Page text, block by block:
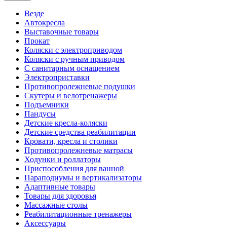
Везде
Автокресла
Выставочные товары
Прокат
Коляски с электроприводом
Коляски с ручным приводом
С санитарным оснащением
Электроприставки
Противопролежневые подушки
Скутеры и велотренажеры
Подъемники
Пандусы
Детские кресла-коляски
Детские средства реабилитации
Кровати, кресла и столики
Противопролежневые матрасы
Ходунки и роллаторы
Приспособления для ванной
Параподиумы и вертикализаторы
Адаптивные товары
Товары для здоровья
Массажные столы
Реабилитационные тренажеры
Аксессуары